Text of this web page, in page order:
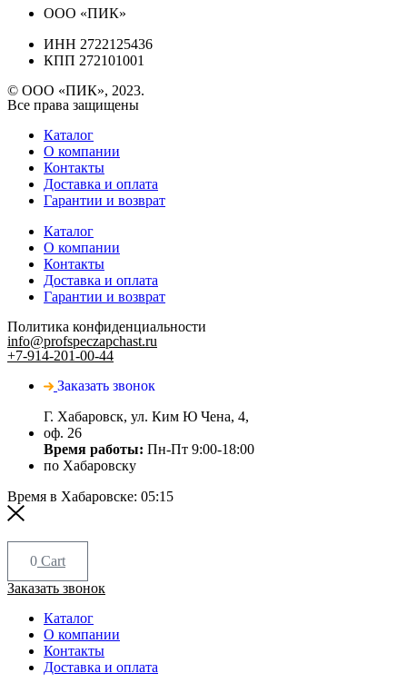
ООО «ПИК»
ИНН 2722125436
КПП 272101001
© ООО «ПИК», 2023.
Все права защищены
Каталог
О компании
Контакты
Доставка и оплата
Гарантии и возврат
Каталог
О компании
Контакты
Доставка и оплата
Гарантии и возврат
Политика конфиденциальности
info@profspeczapchast.ru
+7-914-201-00-44
Заказать звонок
Г. Хабаровск, ул. Ким Ю Чена, 4,
оф. 26
Время работы: Пн-Пт 9:00-18:00
по Хабаровску
Время в Хабаровске: 05:15
0 Cart
Заказать звонок
Каталог
О компании
Контакты
Доставка и оплата